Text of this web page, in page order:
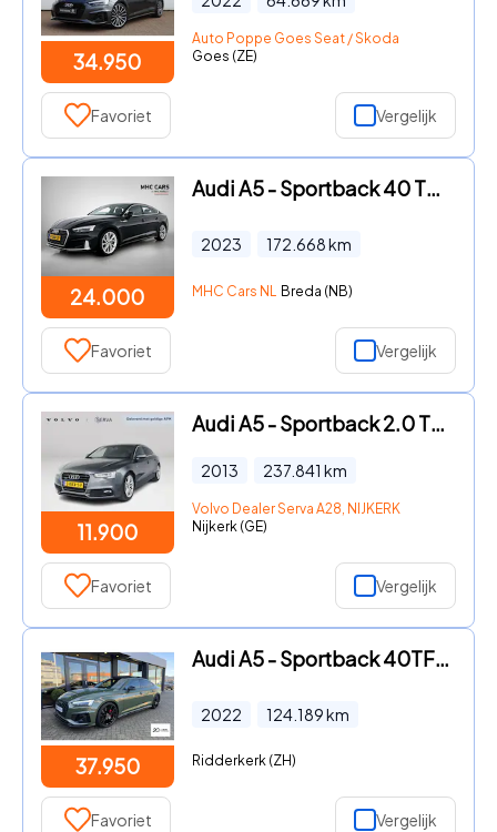
34.950
Auto Poppe Goes Seat / Skoda
Goes (ZE)
Favoriet Vergelijk
24.000
Audi A5 - Sportback 40 TFSI Advanced Edition | Navi | Clima |
2023 172.668km
MHC Cars NL Breda (NB)
Favoriet Vergelijk
11.900
Audi A5 - Sportback 2.0 TFSI quattro S Edition | Cruise control | Airc
2013 237.841 km
Volvo Dealer Serva A28, NIJKERK
Nijkerk (GE)
Favoriet Vergelijk
37.950
Audi A5 - Sportback 40TFSI S line Competition plus I B&O I 360
2022 124.189km
Ridderkerk (ZH)
Favoriet Vergelijk